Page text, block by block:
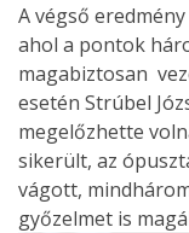
A végső
ahol a pontok
magabiztosan
esetén Strúbel
megelőzhette
sikerült, az
vágott,
győzelmet is